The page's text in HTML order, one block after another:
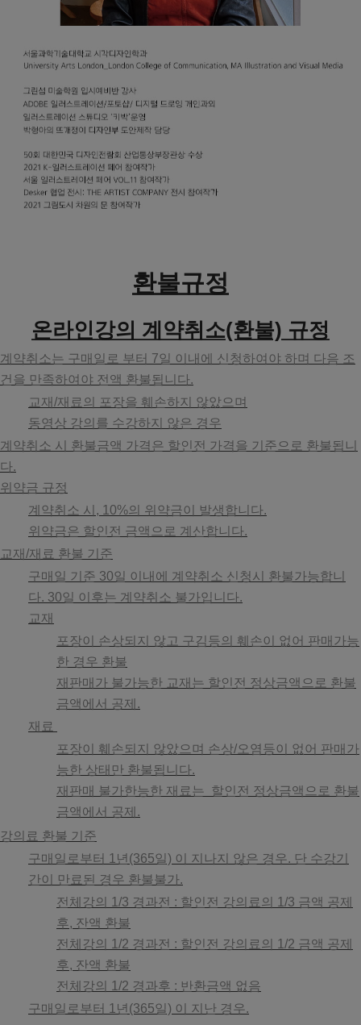
환불규정
온라인강의 계약취소(환불) 규정
계약취소는 구매일로 부터 7일 이내에 신청하여야 하며 다음 조
건을 만족하여야 전액 환불됩니다.
교재/재료의 포장을 훼손하지 않았으며
동영상 강의를 수강하지 않은 경우
계약취소 시 환불금액 가격은 할인전 가격을 기준으로 환불됩니
다.
위약금 규정
계약취소 시, 10%의 위약금이 발생합니다.
위약금은 할인전 금액으로 계산합니다.
교재/재료 환불 기준
구매일 기준 30일 이내에 계약취소 신청시 환불가능합니
다. 30일 이후는 계약취소 불가입니다.
교재
포장이 손상되지 않고 구김등의 훼손이 없어 판매가능
한 경우 환불
재판매가 불가능한 교재는 할인전 정상금액으로 환불
금액에서 공제.
재료
포장이 훼손되지 않았으며 손상/오염등이 없어 판매가
능한 상태만 환불됩니다.
재판매 불가한능한 재료는 할인전 정상금액으로 환불
금액에서 공제.
강의료 환불 기준
구매일로부터 1년(365일) 이 지나지 않은 경우. 단 수강기
간이 만료된 경우 환불불가.
전체강의 1/3 경과전 : 할인전 강의료의 1/3 금액 공제
후, 잔액 환불
전체강의 1/2 경과전 : 할인전 강의료의 1/2 금액 공제
후, 잔액 환불
전체강의 1/2 경과후 : 반환금액 없음
구매일로부터 1년(365일) 이 지난 경우.